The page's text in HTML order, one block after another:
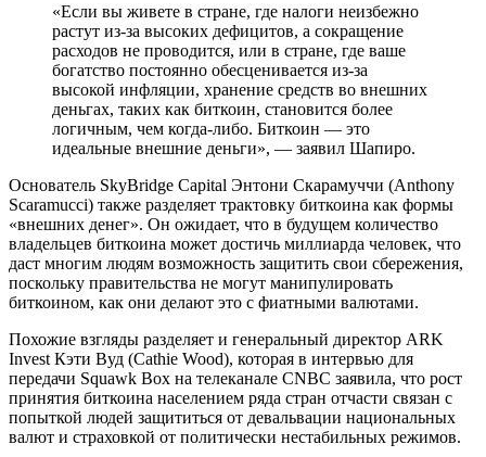
«Если вы живете в стране, где налоги неизбежно
растут из-за высоких дефицитов, а сокращение
расходов не проводится, или в стране, где ваше
богатство постоянно обесценивается из-за
высокой инфляции, хранение средств во внешних
деньгах, таких как биткоин, становится более
логичным, чем когда-либо. Биткоин — это
идеальные внешние деньги», — заявил Шапиро.
Основатель SkyBridge Capital Энтони Скарамуччи (Anthony
Scaramucci) также разделяет трактовку биткоина как формы
«внешних денег». Он ожидает, что в будущем количество
владельцев биткоина может достичь миллиарда человек, что
даст многим людям возможность защитить свои сбережения,
поскольку правительства не могут манипулировать
биткоином, как они делают это с фиатными валютами.
Похожие взгляды разделяет и генеральный директор ARK
Invest Кэти Вуд (Cathie Wood), которая в интервью для
передачи Squawk Box на телеканале CNBC заявила, что рост
принятия биткоина населением ряда стран отчасти связан с
попыткой людей защититься от девальвации национальных
валют и страховкой от политически нестабильных режимов.